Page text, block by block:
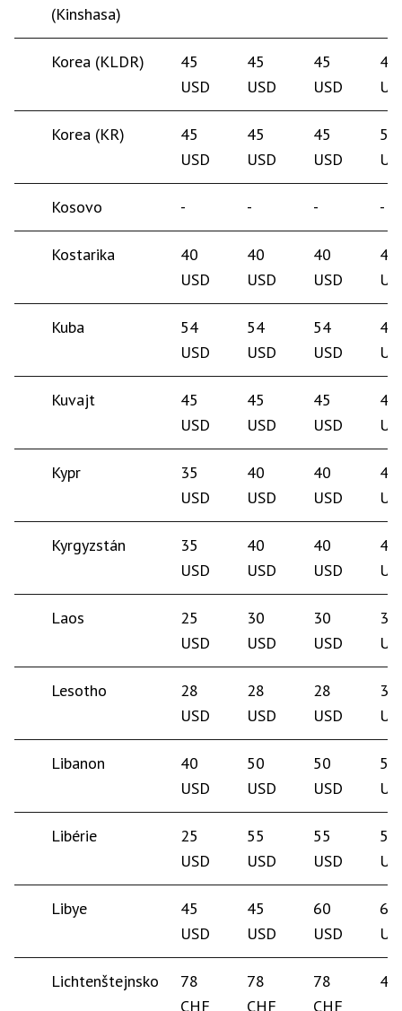
(Kinshasa)
Korea (KLDR)
45
USD
45
USD
45
USD
45
Korea (KR)
45
USD
45
USD
45
USD
50
Kosovo - - - -
Kostarika
40
USD
40
USD
40
USD
40
Kuba
54
USD
54
USD
54
USD
45
Kuvajt
45
USD
45
USD
45
USD
45
Kypr
35
USD
40
USD
40
USD
40
Kyrgyzstán
35
USD
40
USD
40
USD
40
Laos
25
USD
30
USD
30
USD
30
Lesotho
28
USD
28
USD
28
USD
30
Libanon
40
USD
50
USD
50
USD
50
Libérie
25
USD
55
USD
55
USD
55
Libye
45
USD
45
USD
60
USD
60
Lichtenštejnsko
78
CHF
78
CHF
78
CHF
45